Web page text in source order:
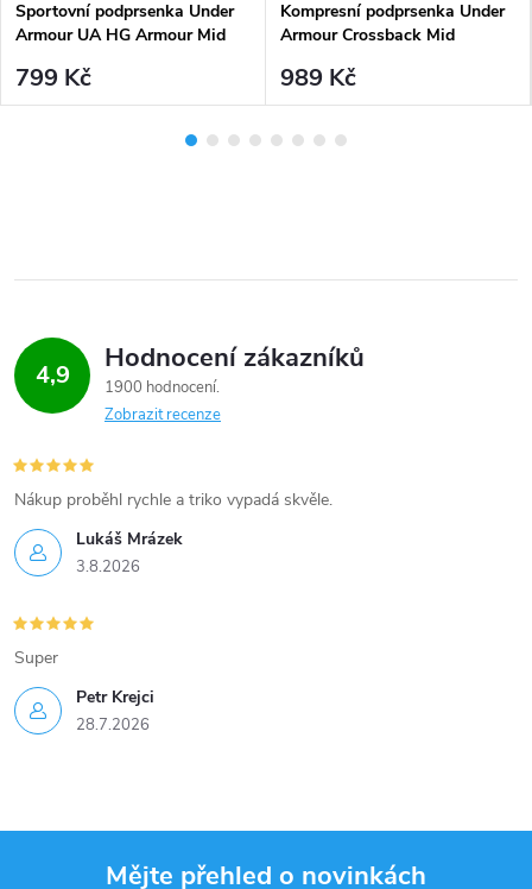
Sportovní podprsenka Under
Armour UA HG Armour Mid
799 Kč
Kompresní podprsenka Under
Armour Crossback Mid
Planet
989 Kč
4,9 Hodnocení zákazníků
1900 hodnocení
Zobrazit recenze
Lukáš Mrázek
3.8.2026
Nákup proběhl rychle a triko vypadá skvěle.
Petr Krejci
28.7.2026
Super
Mějte přehled o novinkách